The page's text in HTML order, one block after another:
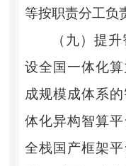
等按职责分工负
（九）提
设全国一体化
成规模成体系
体化异构智算
全栈国产框架